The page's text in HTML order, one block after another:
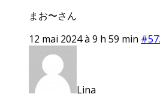
まお〜さん
12 mai 2024 à 9 h 59 min
Lina